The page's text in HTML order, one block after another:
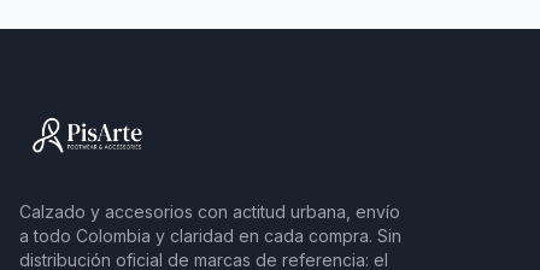
Calzado y accesorios con actitud urbana, envío
a todo Colombia y claridad en cada compra. Sin
distribución oficial de marcas de referencia: el